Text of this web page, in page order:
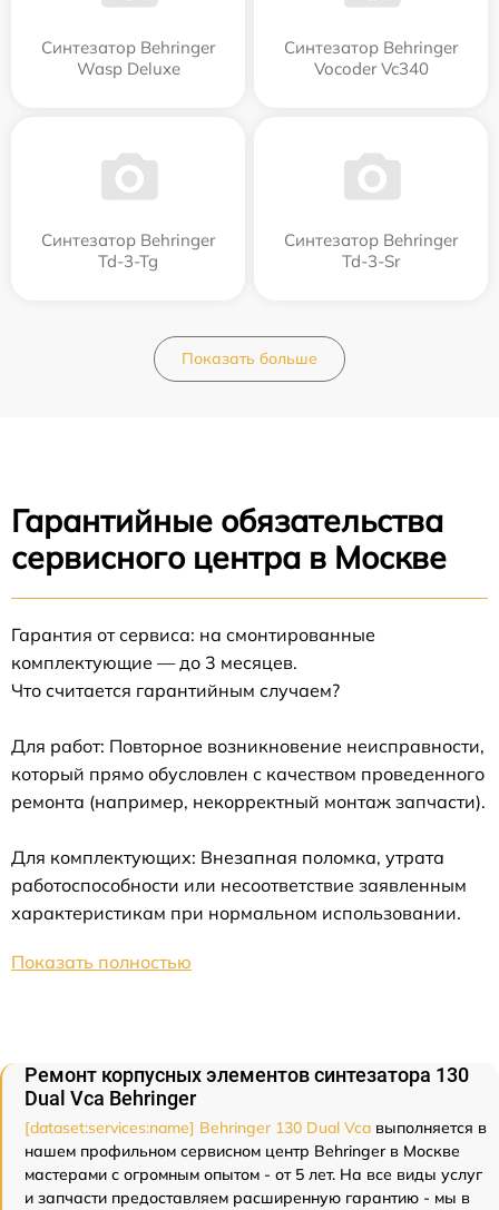
Синтезатор Behringer
Wasp Deluxe
Синтезатор Behringer
Vocoder Vc340
Синтезатор Behringer
Td-3-Tg
Синтезатор Behringer
Td-3-Sr
Показать больше
Гарантийные обязательства
сервисного центра в Москве
Гарантия от сервиса: на смонтированные
комплектующие — до 3 месяцев.
Что считается гарантийным случаем?
Для работ: Повторное возникновение неисправности,
который прямо обусловлен с качеством проведенного
ремонта (например, некорректный монтаж запчасти).
Для комплектующих: Внезапная поломка, утрата
работоспособности или несоответствие заявленным
характеристикам при нормальном использовании.
Показать полностью
Ремонт корпусных элементов синтезатора 130
Dual Vca Behringer
[dataset:services:name] Behringer 130 Dual Vca выполняется в
нашем профильном сервисном центр Behringer в Москве
мастерами с огромным опытом - от 5 лет. На все виды услуг
и запчасти предоставляем расширенную гарантию - мы в